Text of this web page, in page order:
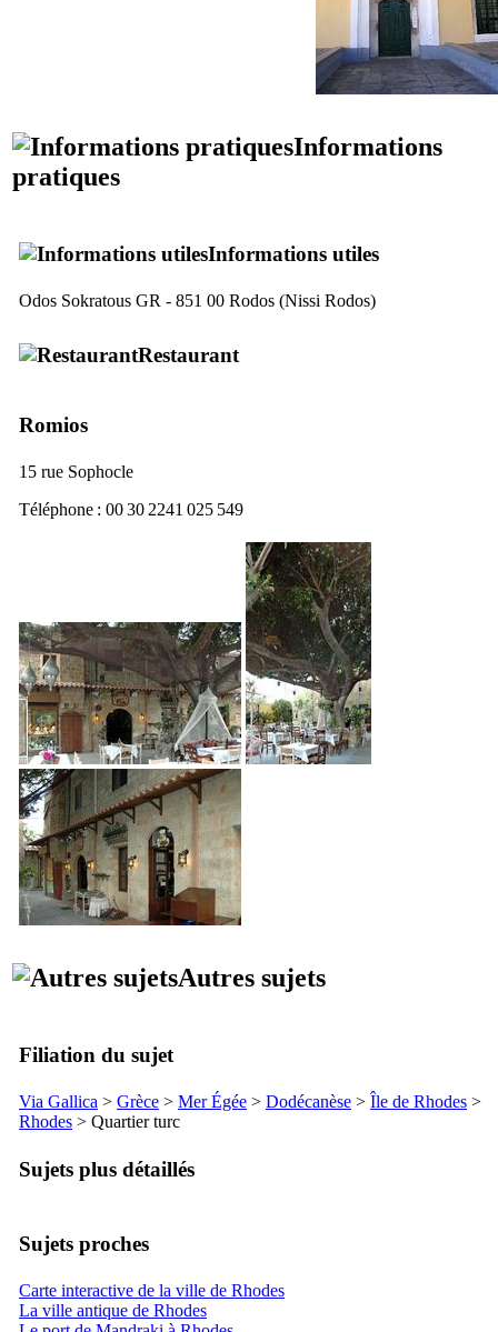
Informations
pratiques
Informations utiles
Odos Sokratous GR - 851 00 Rodos (Nissi Rodos)
Restaurant
Romios
15 rue Sophocle
Téléphone : 00 30 2241 025 549
Autres sujets
Filiation du sujet
Via Gallica > Grèce > Mer Égée > Dodécanèse > Île de Rhodes >
Rhodes > Quartier turc
Sujets plus détaillés
Sujets proches
Carte interactive de la ville de Rhodes
La ville antique de Rhodes